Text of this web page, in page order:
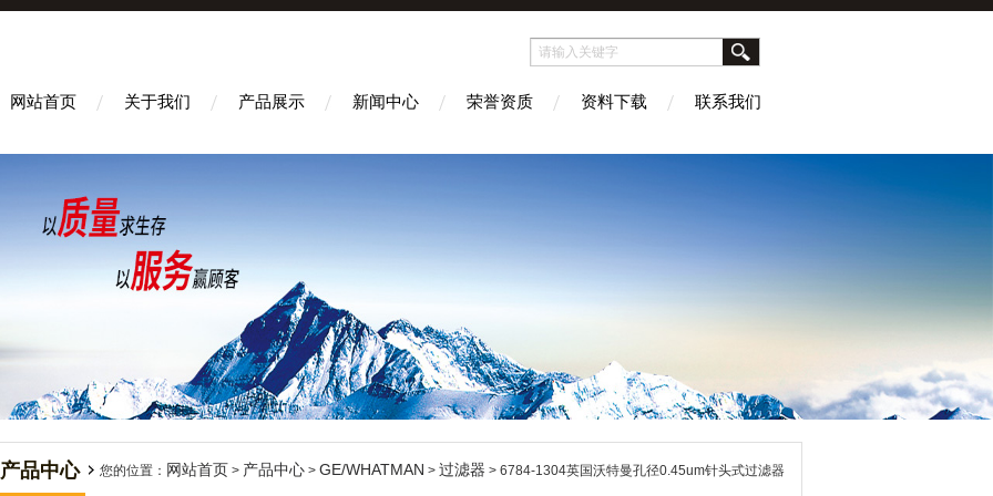
网站首页 关于我们 产品展示 新闻中心 荣誉资质 资料下载 联系我们
产品中心 您的位置： 网站首页 > 产品中心 > GE/WHATMAN > 过滤器 > 6784-1304英国沃特曼孔径0.45um针头式过滤器